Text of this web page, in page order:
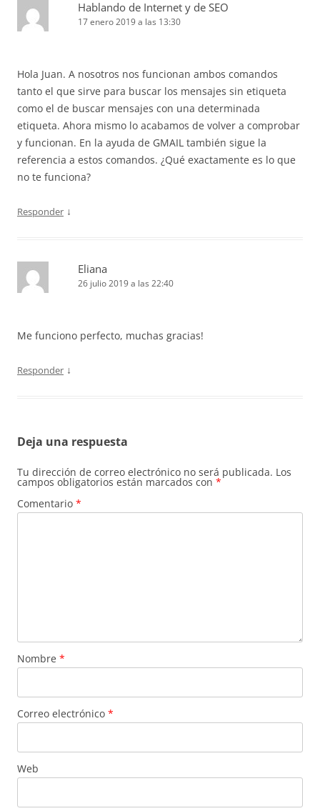
Hablando de Internet y de SEO
17 enero 2019 a las 13:30
Hola Juan. A nosotros nos funcionan ambos comandos
tanto el que sirve para buscar los mensajes sin etiqueta
como el de buscar mensajes con una determinada
etiqueta. Ahora mismo lo acabamos de volver a comprobar
y funcionan. En la ayuda de GMAIL también sigue la
referencia a estos comandos. ¿Qué exactamente es lo que
no te funciona?
Responder ↓
Eliana
26 julio 2019 a las 22:40
Me funciono perfecto, muchas gracias!
Responder ↓
Deja una respuesta
Tu dirección de correo electrónico no será publicada. Los
campos obligatorios están marcados con *
Comentario *
Nombre *
Correo electrónico *
Web